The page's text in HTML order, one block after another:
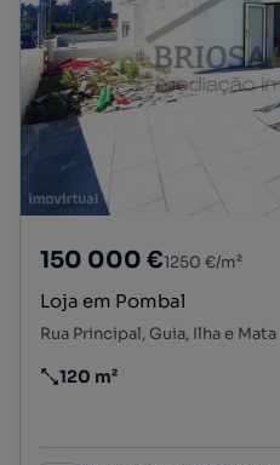
150 000 €1250 €/m²
Loja em Pombal
Rua Principal, Guia, Ilha e
Preço por metro quadrado
120 m²